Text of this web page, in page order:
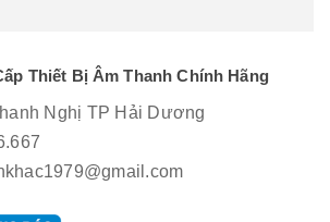
Thiết Bị Âm Thanh Chính Hãng
Nghị TP Hải Dương